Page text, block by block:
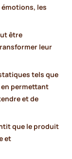
les
être
leur
tels que
permettant
et de
que le produit
et